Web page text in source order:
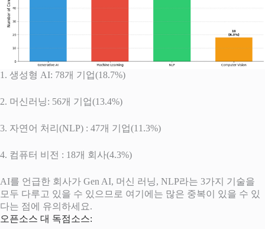
1. 생성형 AI: 78개 기업(18.7%)
2. 머신러닝: 56개 기업(13.4%)
3. 자연어 처리(NLP) : 47개 기업(11.3%)
4. 컴퓨터 비전 : 18개 회사(4.3%)
AI를 언급한 회사가 Gen AI, 머신 러닝, NLP라는 3가지 기술을
모두 다루고 있을 수 있으므로 여기에는 많은 중복이 있을 수 있
다는 점에 유의하세요.
오픈소스 대 독점소스: